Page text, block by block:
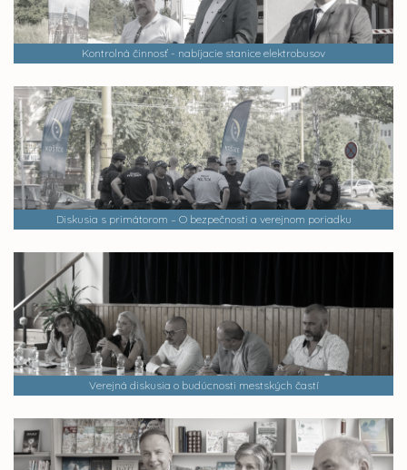
Kontrolná činnosť - nabíjacie stanice elektrobusov
Diskusia s primátorom – O bezpečnosti a verejnom poriadku
Verejná diskusia o budúcnosti mestských častí